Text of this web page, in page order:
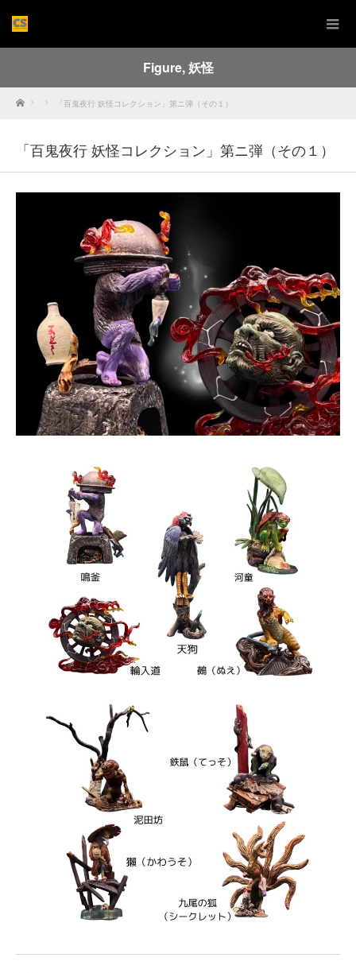
Figure,妖怪
Home 「百鬼夜行 妖怪コレクション」第ニ弾（その１）
「百鬼夜行 妖怪コレクション」第ニ弾（その１）